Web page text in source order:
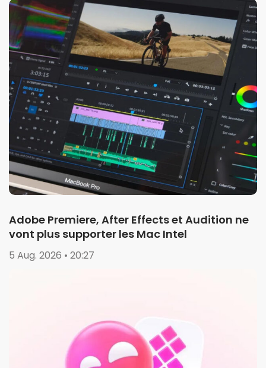
Adobe Premiere, After Effects et Audition ne
vont plus supporter les Mac Intel
5 Aug. 2026 • 20:27